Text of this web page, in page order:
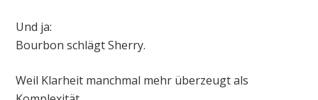
Und ja:
Bourbon schlägt Sherry.
Weil Klarheit manchmal mehr überzeugt als